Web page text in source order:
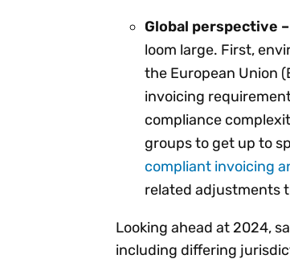
Global perspective
loom large. First,
the European Union
invoicing
compliance
groups to get up to
compliant invoicing
related adjustments
Looking ahead at 2024,
including differing